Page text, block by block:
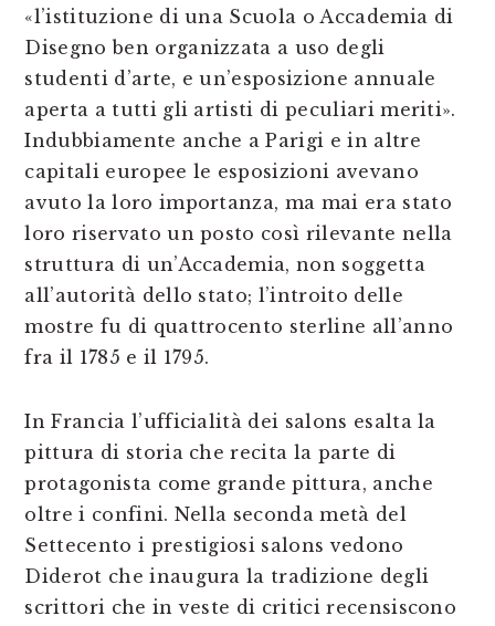
«l’istituzione di una Scuola o Accademia di
Disegno ben organizzata a uso degli
studenti d’arte, e un’esposizione annuale
aperta a tutti gli artisti di peculiari meriti».
Indubbiamente anche a Parigi e in altre
capitali europee le esposizioni avevano
avuto la loro importanza, ma mai era stato
loro riservato un posto così rilevante nella
struttura di un’Accademia, non soggetta
all’autorità dello stato; l’introito delle
mostre fu di quattrocento sterline all’anno
fra il 1785 e il 1795.
In Francia l’ufficialità dei salons esalta la
pittura di storia che recita la parte di
protagonista come grande pittura, anche
oltre i confini. Nella seconda metà del
Settecento i prestigiosi salons vedono
Diderot che inaugura la tradizione degli
scrittori che in veste di critici recensiscono